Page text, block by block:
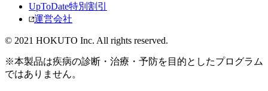
UpToDate特別割引
運営会社
© 2021 HOKUTO Inc. All rights reserved.
※本製品は疾病の診断・治療・予防を目的としたプログラム
ではありません。